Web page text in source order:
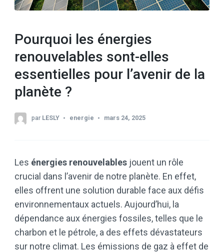
Pourquoi les énergies
renouvelables sont-elles
essentielles pour l’avenir de la
planète ?
par LESLY energie mars 24, 2025
Les énergies renouvelables jouent un rôle
crucial dans l’avenir de notre planète. En effet,
elles offrent une solution durable face aux défis
environnementaux actuels. Aujourd’hui, la
dépendance aux énergies fossiles, telles que le
charbon et le pétrole, a des effets dévastateurs
sur notre climat. Les émissions de gaz à effet de